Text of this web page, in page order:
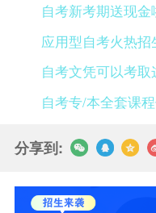
自考新考期送现金
应用型自考火热招
自考文凭可以考取
自考专/本全套课
分享到: